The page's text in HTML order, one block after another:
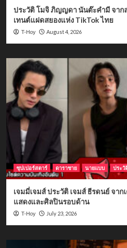
ประวัติ โมจิ ภิญญดา นันต๊ะคำมี จาก
เทนต์แฝดสยองแห่ง TikTok ไทย
T-Hoy August 4, 2026
ซุปเปอร์สตาร์ ดาราชาย นายแบบ ประวั
เจมมี่เจมส์ ประวัติ เจมส์ ธีรดนย์ จาก
แสดงและศิลปินรอบด้าน
T-Hoy July 23, 2026